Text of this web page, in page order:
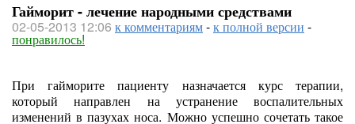
Гайморит - лечение народными средствами
02-05-2013 12:06 к комментариям-к полной версии -
понравилось!
При гайморите пациенту назначается курс терапии,
который направлен на устранение воспалительных
изменений в пазухах носа. Можно успешно сочетать такое